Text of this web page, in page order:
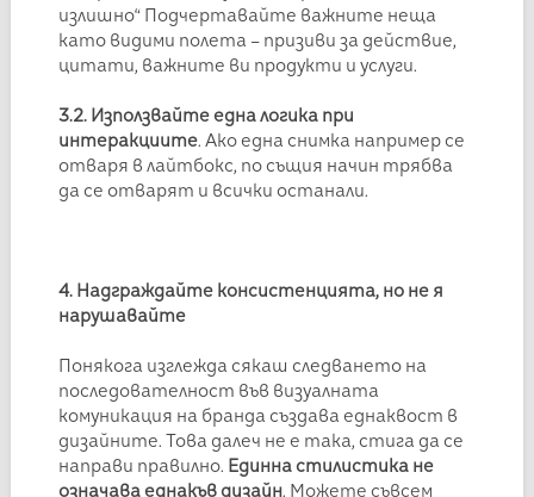
излишно“ Подчертавайте важните неща
като видими полета – призиви за действие,
цитати, важните ви продукти и услуги.
3.2. Използвайте една логика при
интеракциите. Ако една снимка например се
отваря в лайтбокс, по същия начин трябва
да се отварят и всички останали.
4. Надграждайте консистенцията, но не я
нарушавайте
Понякога изглежда сякаш следването на
последователност във визуалната
комуникация на бранда създава еднаквост в
дизайните. Това далеч не е така, стига да се
направи правилно. Единна стилистика не
означава еднакъв дизайн. Можете съвсем